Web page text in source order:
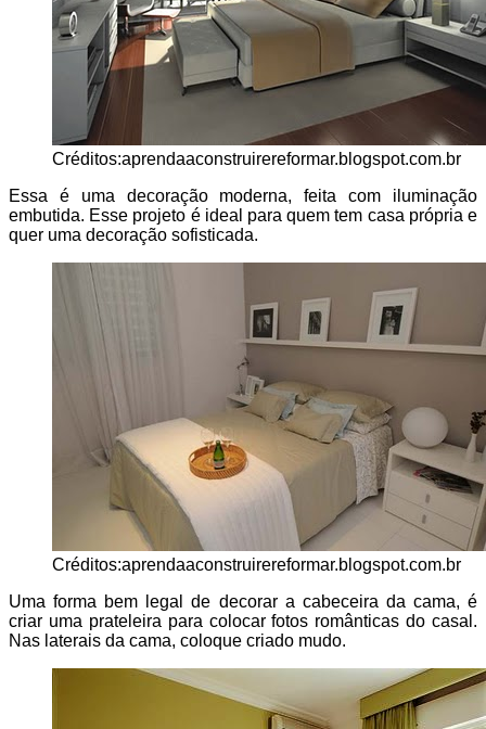
Créditos:aprendaaconstruirereformar.blogspot.com.br
Essa é uma decoração moderna, feita com iluminação
embutida. Esse projeto é ideal para quem tem casa própria e
quer uma decoração sofisticada.
Créditos:aprendaaconstruirereformar.blogspot.com.br
Uma forma bem legal de decorar a cabeceira da cama, é
criar uma prateleira para colocar fotos românticas do casal.
Nas laterais da cama, coloque criado mudo.